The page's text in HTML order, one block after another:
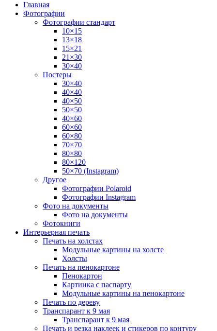
Главная
Фотографии
Фотографии стандарт
10×15
13×18
15×21
21×30
30×40
Постеры
30×40
40×40
40×50
50×50
40×60
60×60
60×80
70×70
80×80
80×120
50×70 (Instagram)
Другое
Фотографии Polaroid
Фотографии Instagram
Фото на документы
Фото на документы
Фотокниги
Интерьерная печать
Печать на холстах
Модульные картины на холсте
Холсты
Печать на пенокартоне
Пенокартон
Картинка с паспарту
Модульные картины на пенокартоне
Печать по дереву
Транспарант к 9 мая
Транспарант к 9 мая
Печать и резка наклеек и стикеров по контуру